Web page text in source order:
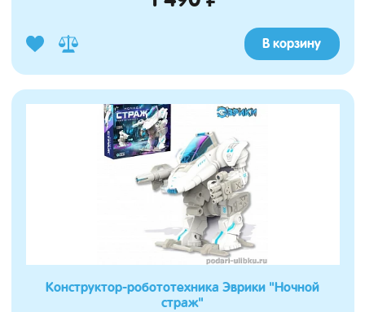
В корзину
Конструктор-робототехника Эврики "Ночной
страж"